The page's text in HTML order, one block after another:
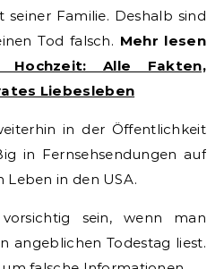
Familie. Deshalb sind
Tod falsch. Mehr lesen
Hochzeit: Alle Fakten,
Liebesleben
in der Öffentlichkeit
in Fernsehsendungen auf
in den USA.
sein, wenn man
angeblichen Todestag liest.